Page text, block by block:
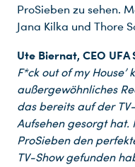
ProSieben zu sehen.
Jana Kilka und Thore
Ute Biernat, CEO UFA
F*ck out of my House’
außergewöhnliches
das bereits auf der
Aufsehen gesorgt hat.
ProSieben den
TV-Show gefunden